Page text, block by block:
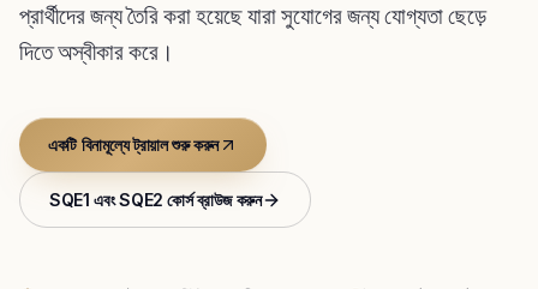
প্রার্থীদের জন্য তৈরি করা হয়েছে যারা সুযোগের জন্য যোগ্যতা ছেড়ে
দিতে অস্বীকার করে।
একটি বিনামূল্যে ট্রায়াল শুরু করুন
SQE1 এবং SQE2 কোর্স ব্রাউজ করুন